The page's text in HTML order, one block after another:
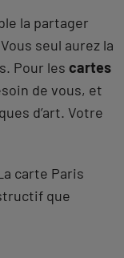
la partager
seul aurez la
Pour les cartes
de vous, et
d’art. Votre
carte Paris
que